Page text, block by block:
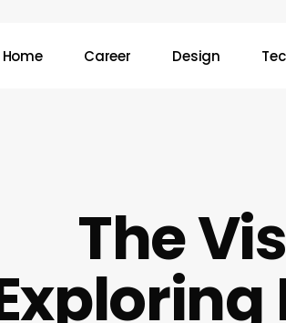
Home Career Design
The